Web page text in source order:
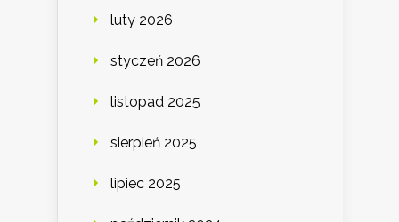
luty 2026
styczeń 2026
listopad 2025
sierpień 2025
lipiec 2025